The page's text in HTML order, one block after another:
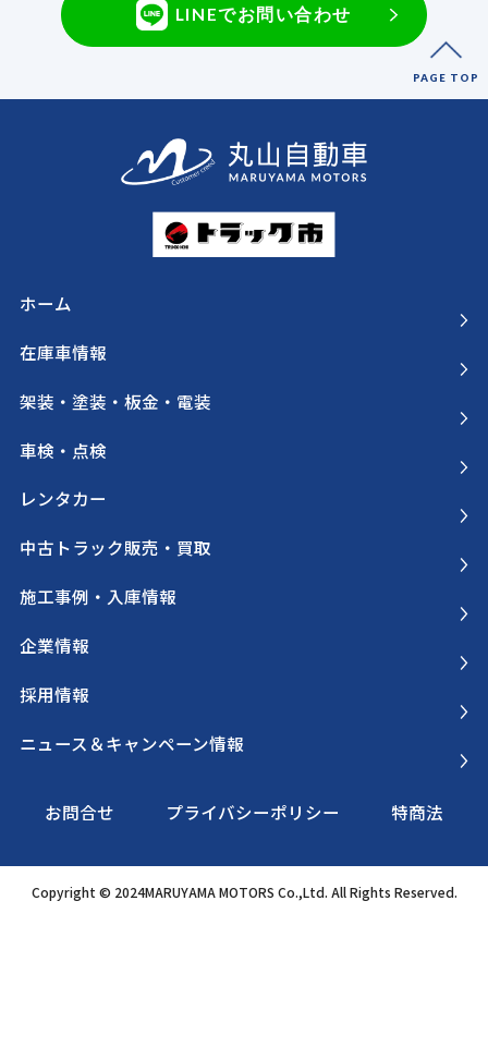
LINEでお問い合わせ
PAGE TOP
ホーム
在庫車情報
架装・塗装・板金・電装
車検・点検
レンタカー
中古トラック販売・買取
施工事例・入庫情報
企業情報
採用情報
ニュース＆キャンペーン情報
お問合せ プライバシーポリシー 特商法
Copyright © 2024MARUYAMA MOTORS Co.,Ltd. All Rights Reserved.